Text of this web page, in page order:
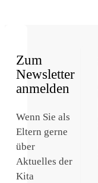
Zum
Newsletter
anmelden
Wenn Sie als
Eltern gerne
über
Aktuelles der
Kita